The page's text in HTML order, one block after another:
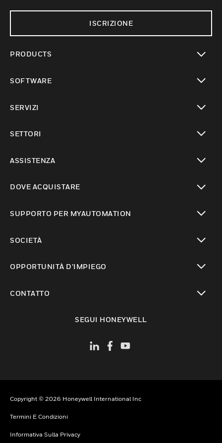
ISCRIZIONE
PRODUCTS
SOFTWARE
SERVIZI
SETTORI
ASSISTENZA
DOVE ACQUISTARE
SUPPORTO PER MYAUTOMATION
SOCIETÀ
OPPORTUNITÀ D’IMPIEGO
CONTATTO
SEGUI HONEYWELL
Copyright © 2026 Honeywell International Inc
Termini E Condizioni
Informativa Sulla Privacy